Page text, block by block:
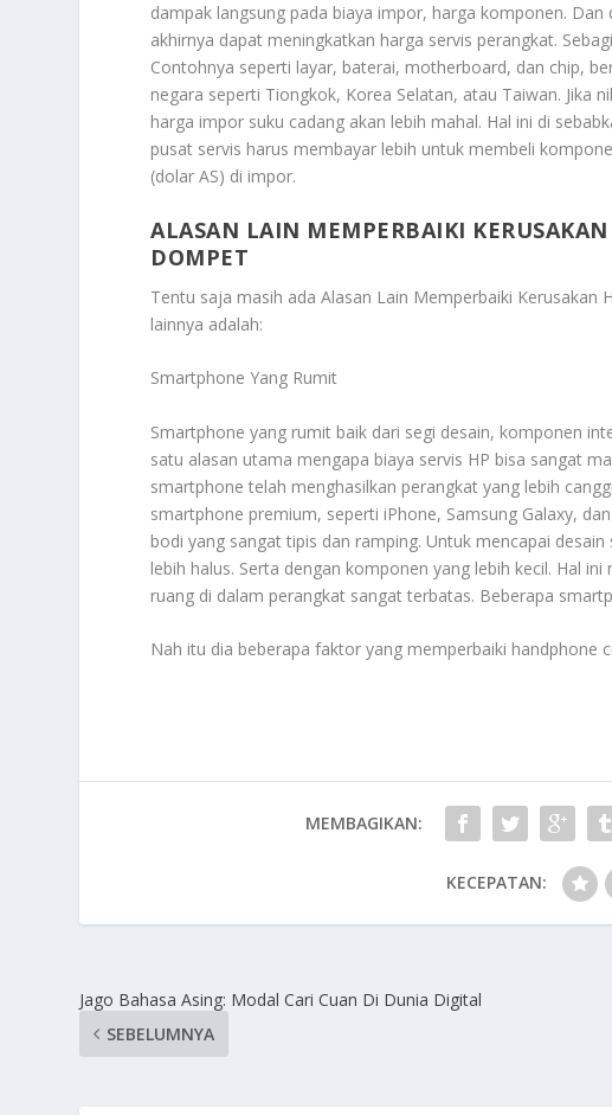
dampak langsung pada biaya impor, harga komponen.
akhirnya dapat meningkatkan harga servis perangkat.
Contohnya seperti layar, baterai, motherboard, dan chip,
negara seperti Tiongkok, Korea Selatan, atau Taiwan. Jika
harga impor suku cadang akan lebih mahal. Hal ini di
pusat servis harus membayar lebih untuk membeli
(dolar AS) di impor.
ALASAN LAIN MEMPERBAIKI
DOMPET
Tentu saja masih adaAlasan Lain Memperbaiki Kerusakan
lainnya adalah:
Smartphone Yang Rumit
Smartphone yang rumit baik dari segi desain, komponen
satu alasan utama mengapa biaya servis HP bisa sangat
smartphone telah menghasilkan perangkat yang lebih
smartphone premium, seperti iPhone, Samsung Galaxy,
bodi yang sangat tipis dan ramping. Untuk mencapai
lebih halus. Serta dengan komponen yang lebih kecil. Hal
ruang di dalam perangkat sangat terbatas. Beberapa
Nah itu dia beberapa faktor yang memperbaiki handphone
MEMBAGIKAN:
KECEPATAN:
Jago Bahasa Asing: Modal Cari Cuan Di Dunia Digital
SEBELUMNYA